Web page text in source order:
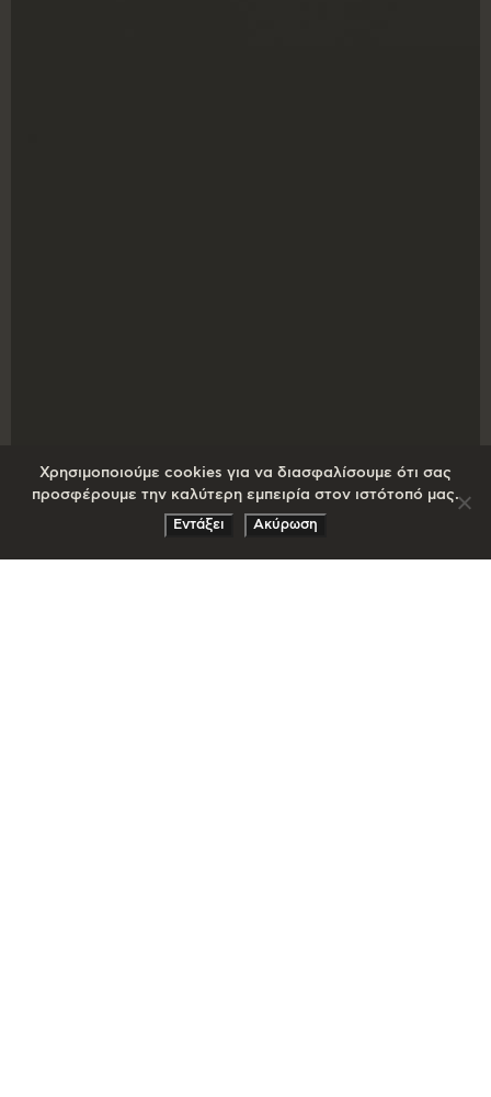
Χρησιμοποιούμε cookies για να διασφαλίσουμε ότι σας
προσφέρουμε την καλύτερη εμπειρία στον ιστότοπό μας.
Εντάξει Ακύρωση